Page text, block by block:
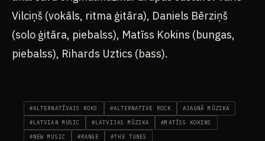
Vilciņš (vokāls, ritma ģitāra), Daniels Bērziņš
(solo ģitāra, piebalss), Matīss Kokins (bungas,
piebalss), Rihards Uztics (bass).
#ALTERNATĪVAIS ROKS #ALTERNATIVE ROCK #JAUNĀ MŪZIKA
#LATVIAN MUSIC #LATVIJAS MŪZIKA #MATĪSS KOKINS
#NEW MUSIC #RANGE #THE TUNES